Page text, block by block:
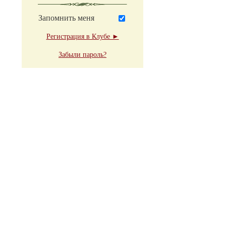
Запомнить меня
Регистрация в Клубе ►
Забыли пароль?